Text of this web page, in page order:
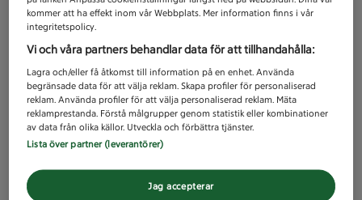
kommer att ha effekt inom vår Webbplats. Mer information finns i vår
integritetspolicy.
Vi och våra partners behandlar data för att tillhandahålla:
Lagra och/eller få åtkomst till information på en enhet. Använda
begränsade data för att välja reklam. Skapa profiler för personaliserad
reklam. Använda profiler för att välja personaliserad reklam. Mäta
reklamprestanda. Förstå målgrupper genom statistik eller kombinationer
av data från olika källor. Utveckla och förbättra tjänster.
Lista över partner (leverantörer)
Jag accepterar